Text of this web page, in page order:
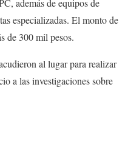
además de equipos de
especializadas. El monto de
de 300 mil pesos.
al lugar para realizar
a las investigaciones sobre